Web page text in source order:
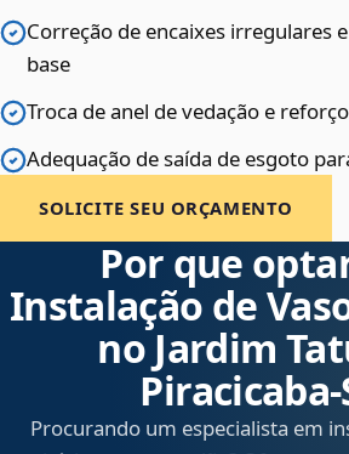
Correção de encaixes irregulares
base
Troca de anel de vedação e
Adequação de saída de esgoto
SOLICITE SEU ORÇAMENTO
Por que
Instalação de
no Jardim
Procurando um especialista em